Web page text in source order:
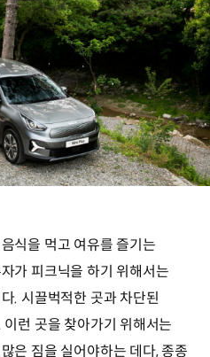
식을 먹고 여유를 즐기는
가 피크닉을 하기 위해서는
. 시끌벅적한 곳과 차단된
런 곳을 찾아가기 위해서는
은 짐을 실어야하는 데다, 종종